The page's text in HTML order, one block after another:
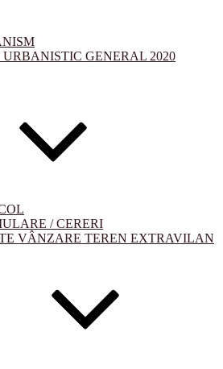
GENERAL 2020
/ CERERI
VÂNZARE TEREN EXTRAVILAN